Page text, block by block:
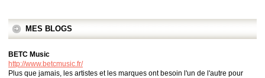
MES BLOGS
BETC Music
http://www.betcmusic.fr/
Plus que jamais, les artistes et les marques ont besoin l'un de l'autre pour